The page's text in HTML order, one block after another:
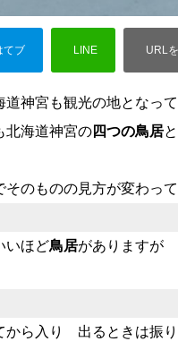
道神宮も観光の地となっ
北海道神宮の四つの鳥居
のものの見方が変わっ
いほど鳥居がありますが
から入り 出るときは振